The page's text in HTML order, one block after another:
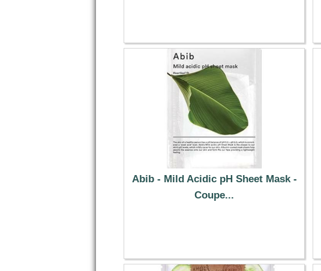
Abib - Mild Acidic pH Sheet Mask -
Coupe...